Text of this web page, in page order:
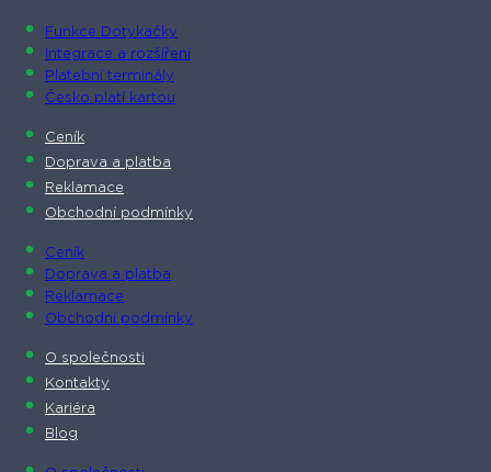
Funkce Dotykačky
Integrace a rozšíření
Platební terminály
Česko platí kartou
Ceník
Doprava a platba
Reklamace
Obchodní podmínky
Ceník
Doprava a platba
Reklamace
Obchodní podmínky
O společnosti​
Kontakty
Kariéra
Blog